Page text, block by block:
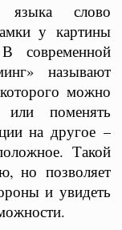
слово
у картины
современной
называют
можно
поменять
на другое –
Такой
но позволяет
и увидеть